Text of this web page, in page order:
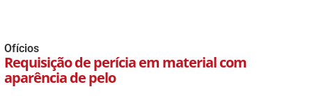
Ofícios
Requisição de perícia em material com
aparência de pelo